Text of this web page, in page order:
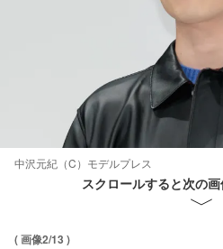
中沢元紀（C）モデルプレス
スクロールすると次の
( 画像2/13 )